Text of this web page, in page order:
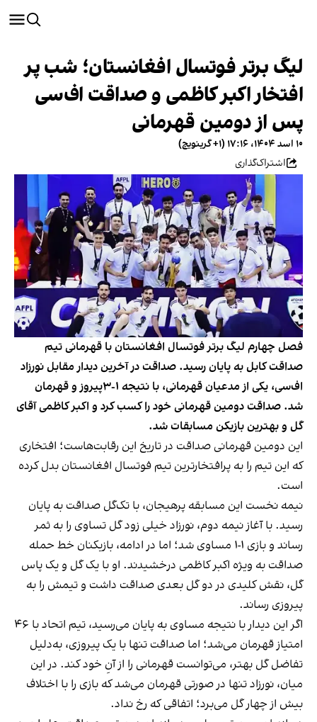
لیگ برتر فوتسال افغانستان؛ شب پر
افتخار اکبر کاظمی و صداقت اف‌سی
پس از دومین قهرمانی
۱۰ اسد ۱۴۰۴، ۱۷:۱۶ (‎+۱ گرینویچ)
اشتراک‌گذاری
فصل چهارم لیگ برتر فوتسال افغانستان با قهرمانی تیم
صداقت کابل به پایان رسید. صداقت در آخرین دیدار مقابل نورزاد
اف‌سی، یکی از مدعیان قهرمانی، با نتیجه ۱-۳پیروز و قهرمان
شد. صداقت دومین قهرمانی خود را کسب کرد و اکبر کاظمی آقای
گل و بهترین بازیکن مسابقات شد.
این دومین قهرمانی صداقت در تاریخ این رقابت‌هاست؛ افتخاری
که این تیم را به پرافتخارترین تیم فوتسال افغانستان بدل کرده
است.
نیمه نخست این مسابقه پرهیجان، با تک‌گل صداقت به پایان
رسید. با آغاز نیمه دوم، نورزاد خیلی زود گل تساوی را به ثمر
رساند و بازی ۱-۱ مساوی شد؛ اما در ادامه، بازیکنان خط حمله
صداقت به ویژه اکبر کاظمی درخشیدند. او با یک گل و یک پاس
گل، نقش کلیدی در دو گل بعدی صداقت داشت و تیمش را به
پیروزی رساند.
اگر این دیدار با نتیجه مساوی به پایان می‌رسید، تیم اتحاد با ۴۶
امتیاز قهرمان می‌شد؛ اما صداقت تنها با یک پیروزی، به‌دلیل
تفاضل گل بهتر، می‌توانست قهرمانی را از آنِ خود کند. در این
میان، نورزاد تنها در صورتی قهرمان می‌شد که بازی را با اختلاف
بیش از چهار گل می‌برد؛ اتفاقی که رخ نداد.